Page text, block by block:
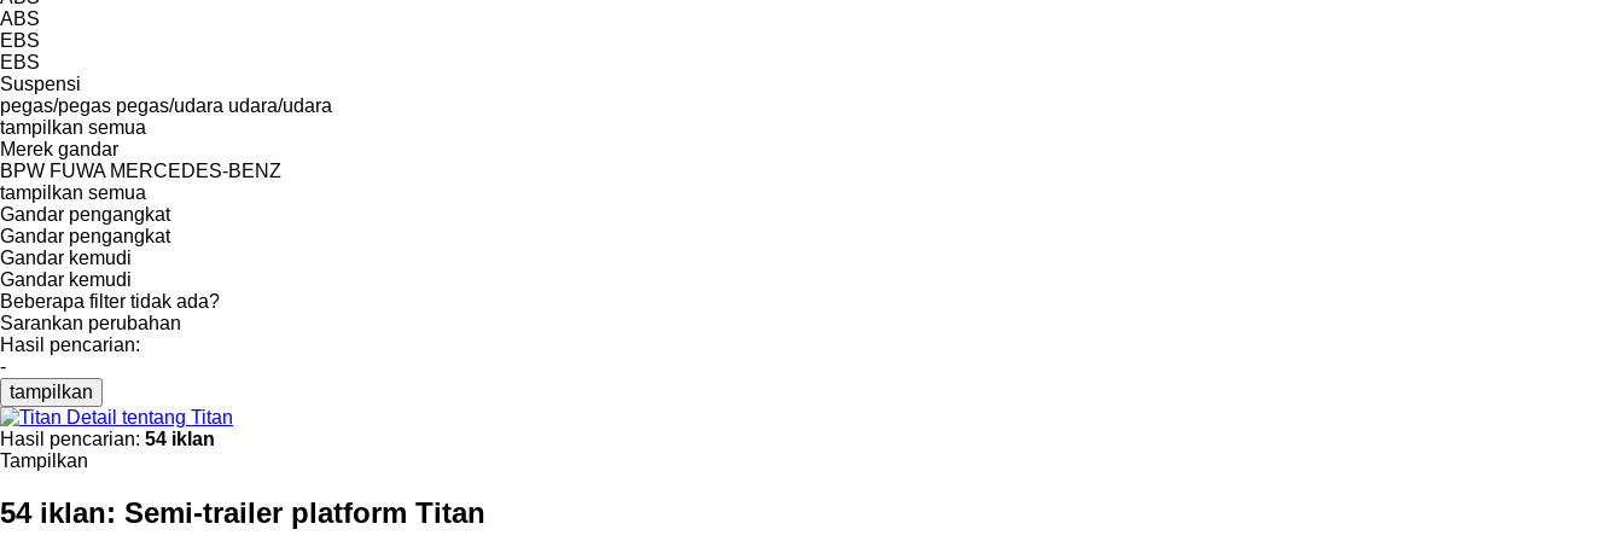
ABS
EBS
EBS
Suspensi
pegas/pegas pegas/udara udara/udara
tampilkan semua
Merek gandar
BPW FUWA MERCEDES-BENZ
tampilkan semua
Gandar pengangkat
Gandar pengangkat
Gandar kemudi
Gandar kemudi
Beberapa filter tidak ada?
Sarankan perubahan
Hasil pencarian:
-
tampilkan
Detail tentang Titan
Hasil pencarian: 54 iklan
Tampilkan
54 iklan: Semi-trailer platform Titan